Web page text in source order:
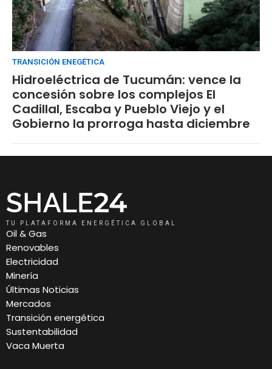
TRANSICIÓN ENEGÉTICA
Hidroeléctrica de Tucumán: vence la
concesión sobre los complejos El
Cadillal, Escaba y Pueblo Viejo y el
Gobierno la prorroga hasta diciembre
TU PLATAFORMA ENERGÉTICA GLOBAL
Oil & Gas
Renovables
Electricidad
Minería
Últimas Noticias
Mercados
Transición energética
Sustentabilidad
Vaca Muerta